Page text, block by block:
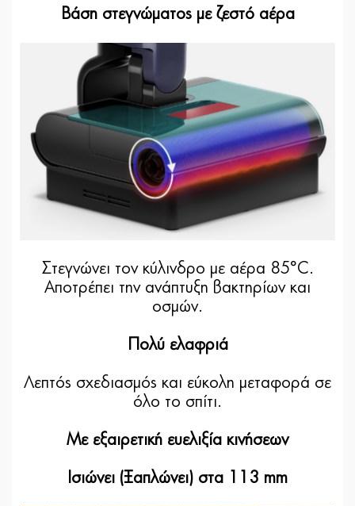
Βάση στεγνώματος με ζεστό αέρα
Στεγνώνει τον κύλινδρο με αέρα 85°C.
Αποτρέπει την ανάπτυξη βακτηρίων και
οσμών.
Πολύ ελαφριά
Λεπτός σχεδιασμός και εύκολη μεταφορά σε
όλο το σπίτι.
Με εξαιρετική ευελιξία κινήσεων
Ισιώνει (Ξαπλώνει) στα 113 mm